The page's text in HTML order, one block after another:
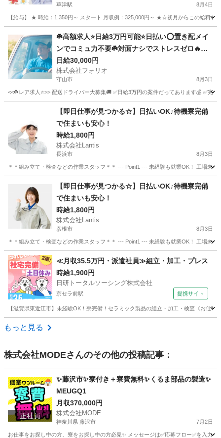
草津駅 8月4日
【給与】 ★ 時給：1,350円～ スタート 月収例：325,000円～ ★☆初月からこの給料
草津駅 仕分け スタッフ
☘️高額求人⭐️日給3万円可能⭐️日払い⭕️置き配メイ
ンでコミュ力不要☘️対面ナシでストレスゼロ🔥配
送ドライバー🚚
日給30,000円
株式会社フォリオ
守山市 8月3日
<<☘️レア求人⭐️>> 配送ドライバー大募集🚚 ✅日給3万円の案件だってあります💰 ✅
その他 置き配
【即日仕事が見つかる☆】日払いOK♪待機寮完備
で住まいも安心！
時給1,800円
株式会社Lantis
長浜市 8月3日
＊＊組み立て・検査などの作業スタッフ＊＊ --- Point1 --- 未経験も就業OK！ 工場未
工場 スタッフ
【即日仕事が見つかる☆】日払いOK♪待機寮完備
で住まいも安心！
時給1,800円
株式会社Lantis
彦根市 8月3日
＊＊組み立て・検査などの作業スタッフ＊＊ --- Point1 --- 未経験も就業OK！ 工場未
滋賀 彦根市 工場 スタッフ
≪月収35.5万円・派遣社員≫組立・加工・プレス
時給1,900円
日研トータルソーシング株式会社
京セラ前駅 提携サイト
【滋賀県東近江市】未経験OK！寮完備！セラミック製品の組立・加工・検査《お仕
滋賀 東近江市
もっと見る
株式会社MODEさんのその他の投稿記事：
正社員
✨藤沢市✨寮付き＋寮費無料✨くるま部品の製造✨
MEUGQ1
月収370,000円
株式会社MODE
神奈川県 藤沢市 7月2日
お仕事をお探し中の方、寮をお探し中の方必見✨ メッセージは✅応募フロー✅を入力